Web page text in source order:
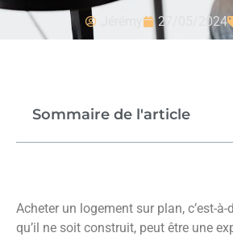
27/05/2024
Sommaire de l'article
Acheter un logement sur plan, c’est-
qu’il ne soit construit, peut être une